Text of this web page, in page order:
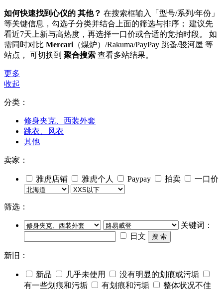
如何快速找到心仪的 其他？ 在搜索框输入「型号/系列/年份」
等关键信息，勾选子分类并结合上面的筛选与排序； 建议先
看近7天上新与高热度，再选择一口价或合适的竞拍时段。 如
需同时对比 Mercari （煤炉）/Rakuma/PayPay 跳蚤/骏河屋 等
站点， 可切换到 聚合搜索 查看多站结果。
更多
收起
分类：
修身夹克、西装外套
跳衣、风衣
其他
卖家：
雅虎店铺 雅虎个人 Paypay 拍卖 一口价
筛选：
关键词：
日文
搜 索
新旧：
新品 几乎未使用
没有明显的划痕或污垢
有一些划痕和污垢
有划痕和污垢 整体状况不佳